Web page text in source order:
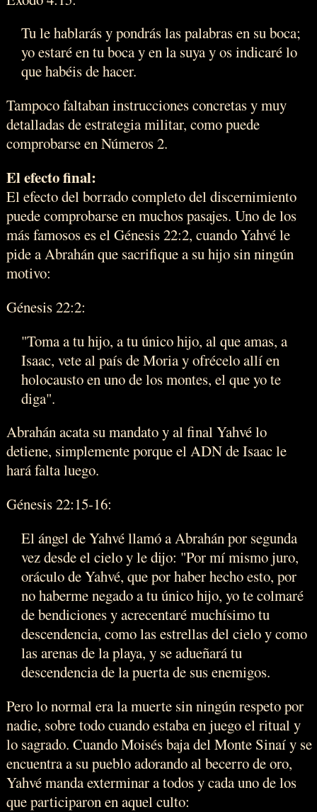
Tu le hablarás y pondrás las palabras en su boca;
yo estaré en tu boca y en la suya y os indicaré lo
que habéis de hacer.
Tampoco faltaban instrucciones concretas y muy
detalladas de estrategia militar, como puede
comprobarse en Números 2.
El efecto final:
El efecto del borrado completo del discernimiento
puede comprobarse en muchos pasajes. Uno de los
más famosos es el Génesis 22:2, cuando Yahvé le
pide a Abrahán que sacrifique a su hijo sin ningún
motivo:
Génesis 22:2:
"Toma a tu hijo, a tu único hijo, al que amas, a
Isaac, vete al país de Moria y ofrécelo allí en
holocausto en uno de los montes, el que yo te
diga".
Abrahán acata su mandato y al final Yahvé lo
detiene, simplemente porque el ADN de Isaac le
hará falta luego.
Génesis 22:15-16:
El ángel de Yahvé llamó a Abrahán por segunda
vez desde el cielo y le dijo: "Por mí mismo juro,
oráculo de Yahvé, que por haber hecho esto, por
no haberme negado a tu único hijo, yo te colmaré
de bendiciones y acrecentaré muchísimo tu
descendencia, como las estrellas del cielo y como
las arenas de la playa, y se adueñará tu
descendencia de la puerta de sus enemigos.
Pero lo normal era la muerte sin ningún respeto por
nadie, sobre todo cuando estaba en juego el ritual y
lo sagrado. Cuando Moisés baja del Monte Sinaí y se
encuentra a su pueblo adorando al becerro de oro,
Yahvé manda exterminar a todos y cada uno de los
que participaron en aquel culto: